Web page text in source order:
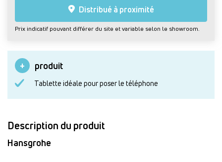
Distribué à proximité
Prix indicatif pouvant différer du site et variable selon le showroom.
produit
Tablette idéale pour poser le téléphone
Description du produit
Hansgrohe